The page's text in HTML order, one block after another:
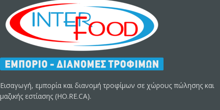
Εισαγωγή, εμπορία και διανομή τροφίμων σε χώρους πώλησης και
μαζικής εστίασης (HO.RE.CA).